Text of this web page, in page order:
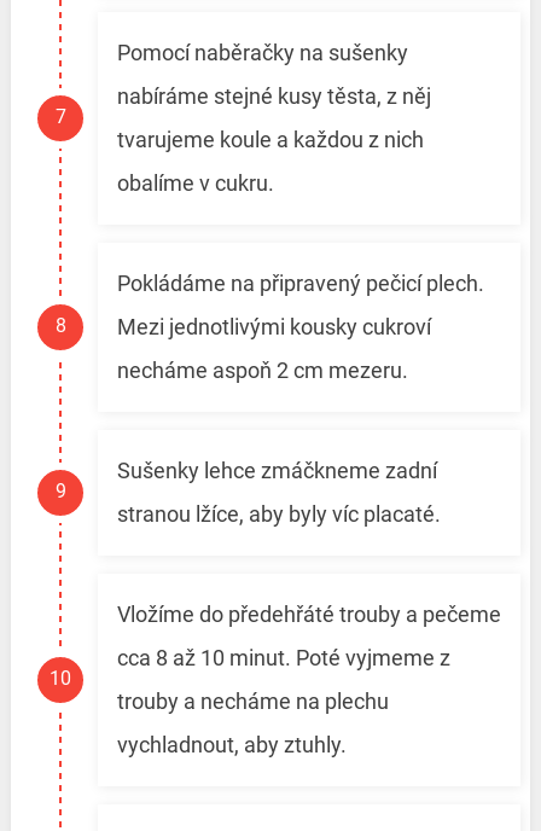
Pomocí naběračky na sušenky
nabíráme stejné kusy těsta, z něj
tvarujeme koule a každou z nich
obalíme v cukru.
Pokládáme na připravený pečicí plech.
Mezi jednotlivými kousky cukroví
necháme aspoň 2 cm mezeru.
Sušenky lehce zmáčkneme zadní
stranou lžíce, aby byly víc placaté.
Vložíme do předehřáté trouby a pečeme
cca 8 až 10 minut. Poté vyjmeme z
trouby a necháme na plechu
vychladnout, aby ztuhly.